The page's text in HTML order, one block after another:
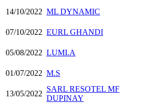
14/10/2022 ML DYNAMIC
07/10/2022 EURL GHANDI
05/08/2022 LUMI.A
01/07/2022 M.S
13/05/2022
SARL RESOTEL MF
DUPINAY